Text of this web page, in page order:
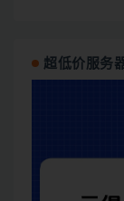
超低价服务